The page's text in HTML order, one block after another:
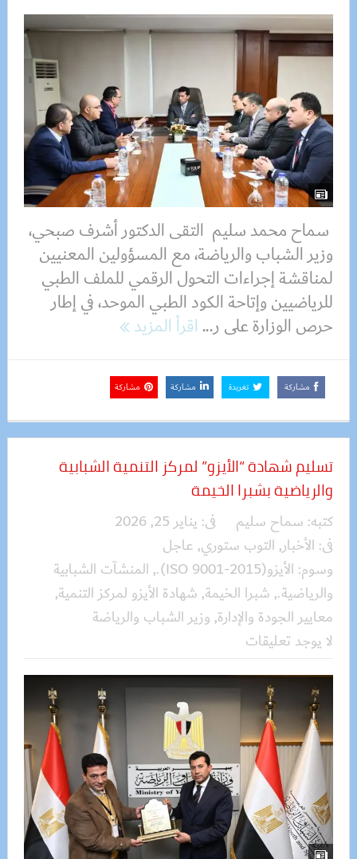
سماح محمد سليم التقى الدكتور أشرف صبحي،
وزير الشباب والرياضة، مع المسؤولين المعنيين
لمناقشة إجراءات التحول الرقمي للملف الطبي
للرياضيين وإتاحة الكود الطبي الموحد، في إطار
حرص الوزارة على ر...اقرأ المزيد
مشاركة تغريدة مشاركة مشاركة
تسليم شهادة “الأيزو” لمركز التنمية الشبابية
والرياضية بشبرا الخيمة
كتبه: سماح سليم فى: يناير 25, 2026
فى: الأخبار, التوب ستوري, عاجل
وسوم: الأيزو(ISO 9001-2015). , المنشآت الشبابية
والرياضية., شبرا الخيمة, شهادة الأيزو لمركز التنمية,
معايير الجودة والإدارة, وزير الشباب والرياضة
لا يوجد تعليقات